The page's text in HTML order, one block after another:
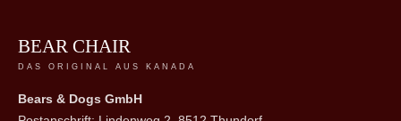
BEAR CHAIR
DAS ORIGINAL AUS KANADA
Bears & Dogs GmbH